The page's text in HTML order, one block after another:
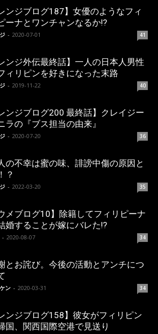
ンジブログ187】女優のようなフィ
ーナとワンチャンなるか!?
- 2020-07-01 41
ンジ外伝最終話】一人の日本人男性
ィリピンを好きになった末路
- 2019-11-22 40
レンジブログ200 最終話】クレイジー
ラの『ブス担当の由来』
- 2020-07-20 36
の不幸は蜜の味、誹謗中傷の原因と
？
- 2022-03-20 35
ウメブログ10】除籍してフィリピーナ
婚することが嫁にバレた!?
- 2020-08-07 34
とお詫び。今後の活動とアンチにつ
ン - 2020-03-31 34
レンジブログ158】彼女がフィリピン
国、関西国際空港で見送り